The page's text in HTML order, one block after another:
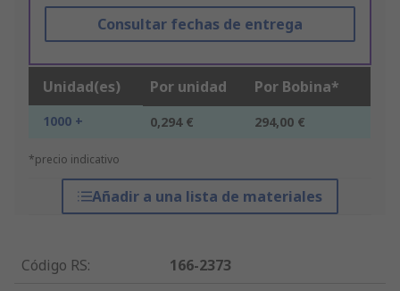
Consultar fechas de entrega
Unidad(es) Por unidad Por Bobina*
1000 + 0,294 € 294,00 €
*precio indicativo
Añadir a una lista de materiales
Código RS:
166-2373